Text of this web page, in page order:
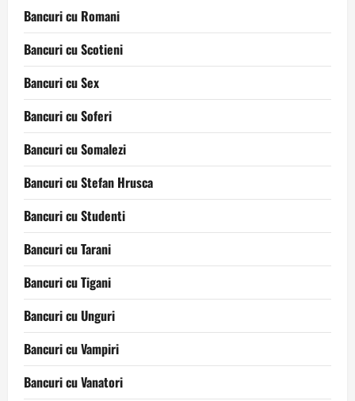
Bancuri cu Romani
Bancuri cu Scotieni
Bancuri cu Sex
Bancuri cu Soferi
Bancuri cu Somalezi
Bancuri cu Stefan Hrusca
Bancuri cu Studenti
Bancuri cu Tarani
Bancuri cu Tigani
Bancuri cu Unguri
Bancuri cu Vampiri
Bancuri cu Vanatori